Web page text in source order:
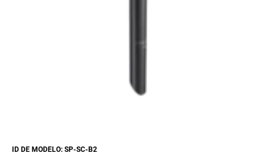
ID DE MODELO: SP-SC-B2